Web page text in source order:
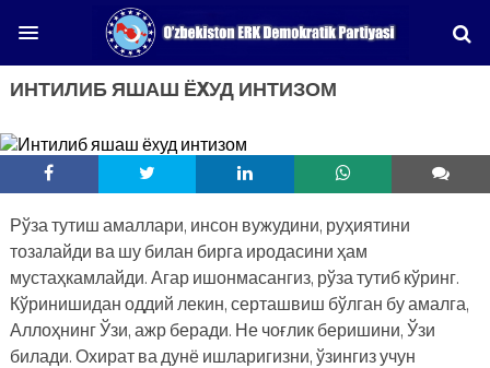
ИНТИЛИБ ЯШАШ ЁXУД ИНТИЗОМ
Рўза тутиш амаллари, инсон вужудини, руҳиятини
тозaлайди ва шу билан бирга иродасини ҳам
мустаҳкамлайди. Агар ишонмасангиз, рўза тутиб кўринг.
Кўринишидан оддий лекин, серташвиш бўлган бу амалга,
Аллоҳнинг Ўзи, ажр беради. Не чоғлик беришини, Ўзи
билади. Охират ва дунё ишларигизни, ўзингиз учун